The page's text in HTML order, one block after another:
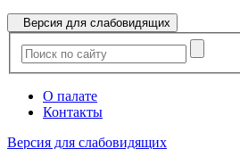
Версия для слабовидящих
О палате
Контакты
Версия для слабовидящих